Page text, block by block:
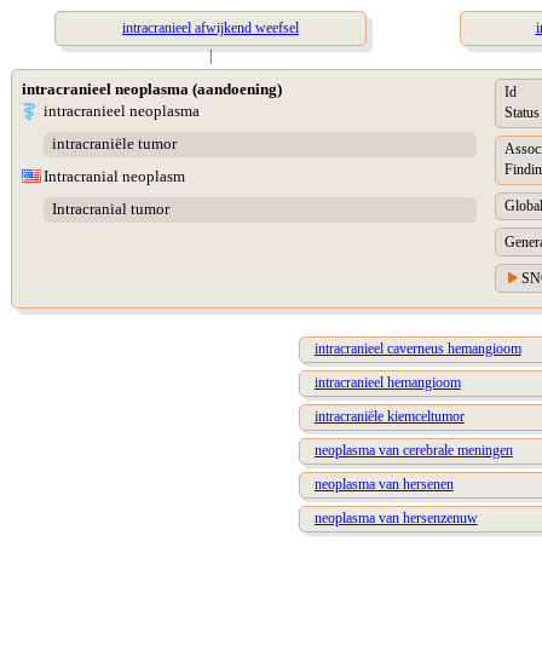
intracranieel afwijkend weefsel
|
intracranieel neoplasma (aandoening)
intracranieel neoplasma
intracraniële tumor
Intracranial neoplasm
Intracranial tumor
Id
Status
intracranieel caverneus hemangioom
intracranieel hemangioom
intracraniële kiemceltumor
neoplasma van cerebrale meningen
neoplasma van hersenen
neoplasma van hersenzenuw